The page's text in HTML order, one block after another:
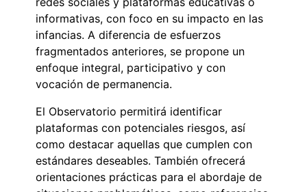
informativas, con foco en su impacto en las
infancias. A diferencia de esfuerzos
fragmentados anteriores, se propone un
enfoque integral, participativo y con
vocación de permanencia.
El Observatorio permitirá identificar
plataformas con potenciales riesgos, así
como destacar aquellas que cumplen con
estándares deseables. También ofrecerá
orientaciones prácticas para el abordaje de